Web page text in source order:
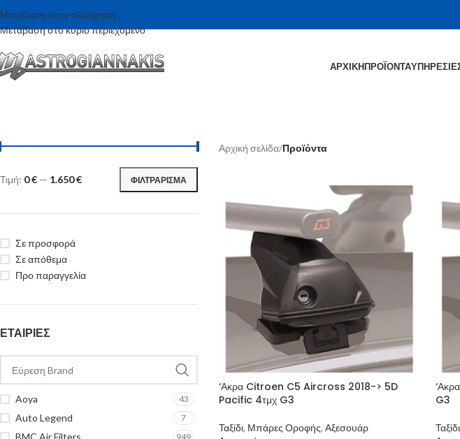
Μετάβαση στην πλοήγηση
Μετάβαση στο κύριο περιεχόμενο
ΑΡΧΙΚΉΠΡΟΪΌΝΤΑ
ΦΙΛΤΡΆΡΙΣΜΑ
Τιμή: 0 € — 1.650 €
Σε προσφορά
Σε απόθεμα
Προ παραγγελία
ΕΤΑΙΡΊΕΣ
Aoya 43
Auto Legend 7
BMC Air Filters 949
Αρχική σελίδα/Προϊόντα
‘Ακρα Citroen C5 Aircross 2018-> 5D
Pacific 4τμχ G3
Ταξίδι, Μπάρες Οροφής, Αξεσουάρ
G3
Ταξίδι